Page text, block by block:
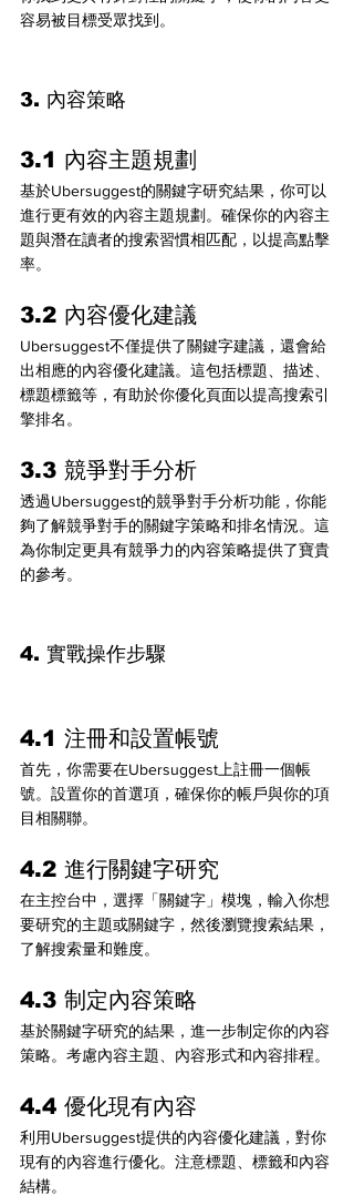
容易被目標受眾找到。
3. 內容策略
3.1 內容主題規劃
基於Ubersuggest的關鍵字研究結果，你可以
進行更有效的內容主題規劃。確保你的內容主
題與潛在讀者的搜索習慣相匹配，以提高點擊
率。
3.2 內容優化建議
Ubersuggest不僅提供了關鍵字建議，還會給
出相應的內容優化建議。這包括標題、描述、
標題標籤等，有助於你優化頁面以提高搜索引
擎排名。
3.3 競爭對手分析
透過Ubersuggest的競爭對手分析功能，你能
夠了解競爭對手的關鍵字策略和排名情況。這
為你制定更具有競爭力的內容策略提供了寶貴
的參考。
4. 實戰操作步驟
4.1 注冊和設置帳號
首先，你需要在Ubersuggest上註冊一個帳
號。設置你的首選項，確保你的帳戶與你的項
目相關聯。
4.2 進行關鍵字研究
在主控台中，選擇「關鍵字」模塊，輸入你想
要研究的主題或關鍵字，然後瀏覽搜索結果，
了解搜索量和難度。
4.3 制定內容策略
基於關鍵字研究的結果，進一步制定你的內容
策略。考慮內容主題、內容形式和內容排程。
4.4 優化現有內容
利用Ubersuggest提供的內容優化建議，對你
現有的內容進行優化。注意標題、標籤和內容
結構。